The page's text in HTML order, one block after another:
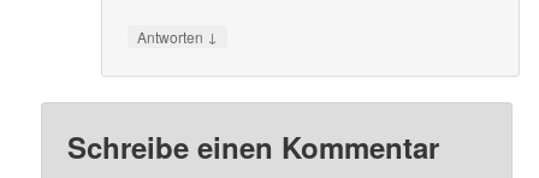
Antworten ↓
Schreibe einen Kommentar